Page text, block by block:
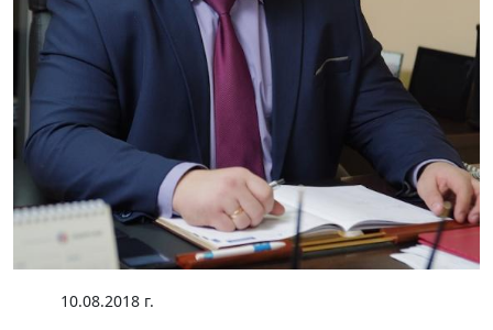
10.08.2018 г.